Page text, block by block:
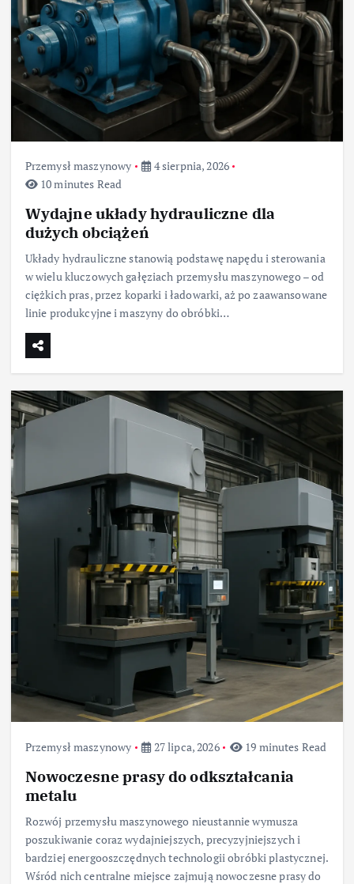
Przemysł maszynowy
4 sierpnia, 2026
10 minutes Read
Wydajne układy hydrauliczne dla
dużych obciążeń
Układy hydrauliczne stanowią podstawę napędu i sterowania
w wielu kluczowych gałęziach przemysłu maszynowego – od
ciężkich pras, przez koparki i ładowarki, aż po zaawansowane
linie produkcyjne i maszyny do obróbki…
Przemysł maszynowy 27 lipca, 2026 19 minutes Read
Nowoczesne prasy do odkształcania
metalu
Rozwój przemysłu maszynowego nieustannie wymusza
poszukiwanie coraz wydajniejszych, precyzyjniejszych i
bardziej energooszczędnych technologii obróbki plastycznej.
Wśród nich centralne miejsce zajmują nowoczesne prasy do